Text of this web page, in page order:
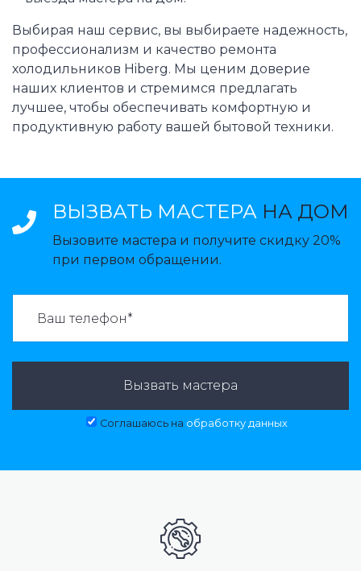
Выбирая наш сервис, вы выбираете надежность,
профессионализм и качество ремонта
холодильников Hiberg. Мы ценим доверие
наших клиентов и стремимся предлагать
лучшее, чтобы обеспечивать комфортную и
продуктивную работу вашей бытовой техники.
ВЫЗВАТЬ МАСТЕРА НА ДОМ
Вызовите мастера и получите скидку 20%
при первом обращении.
Вызвать мастера
Соглашаюсь на обработку данных